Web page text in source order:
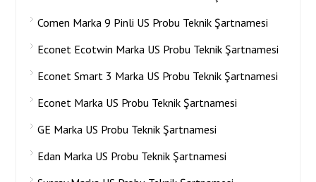
Comen Marka 9 Pinli US Probu Teknik Şartnamesi
Econet Ecotwin Marka US Probu Teknik Şartnamesi
Econet Smart 3 Marka US Probu Teknik Şartnamesi
Econet Marka US Probu Teknik Şartnamesi
GE Marka US Probu Teknik Şartnamesi
Edan Marka US Probu Teknik Şartnamesi